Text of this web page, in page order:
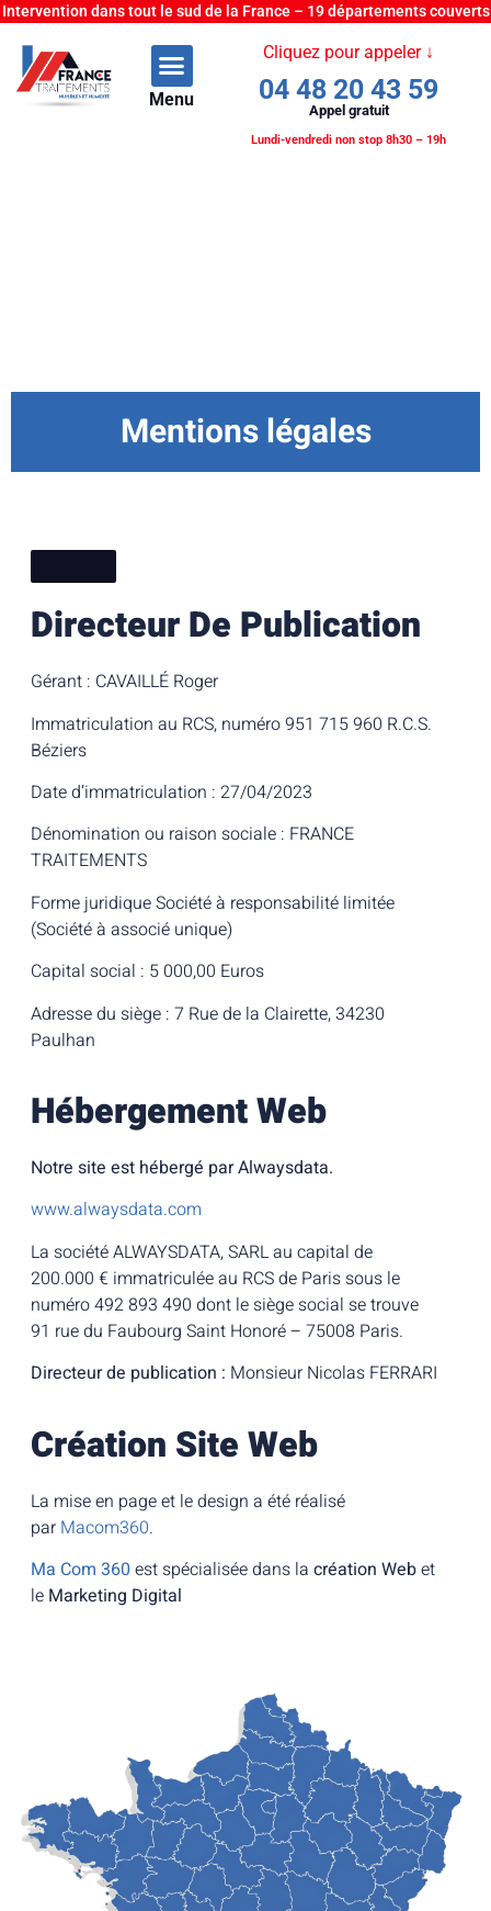
Intervention dans tout le sud de la France – 19 départements couverts
Menu
Cliquez pour appeler ↓
04 48 20 43 59
Appel gratuit
Lundi-vendredi non stop 8h30 – 19h
Mentions légales
Directeur De Publication
Gérant : CAVAILLÉ Roger
Immatriculation au RCS, numéro 951 715 960 R.C.S.
Béziers
Date d’immatriculation : 27/04/2023
Dénomination ou raison sociale : FRANCE
TRAITEMENTS
Forme juridique Société à responsabilité limitée
(Société à associé unique)
Capital social : 5 000,00 Euros
Adresse du siège : 7 Rue de la Clairette, 34230
Paulhan
Hébergement Web
Notre site est hébergé par Alwaysdata.
www.alwaysdata.com
La société ALWAYSDATA, SARL au capital de
200.000 € immatriculée au RCS de Paris sous le
numéro 492 893 490 dont le siège social se trouve
91 rue du Faubourg Saint Honoré – 75008 Paris.
Directeur de publication : Monsieur Nicolas FERRARI
Création Site Web
La mise en page et le design a été réalisé
par Macom360.
Ma Com 360 est spécialisée dans la création Webet
le Marketing Digital